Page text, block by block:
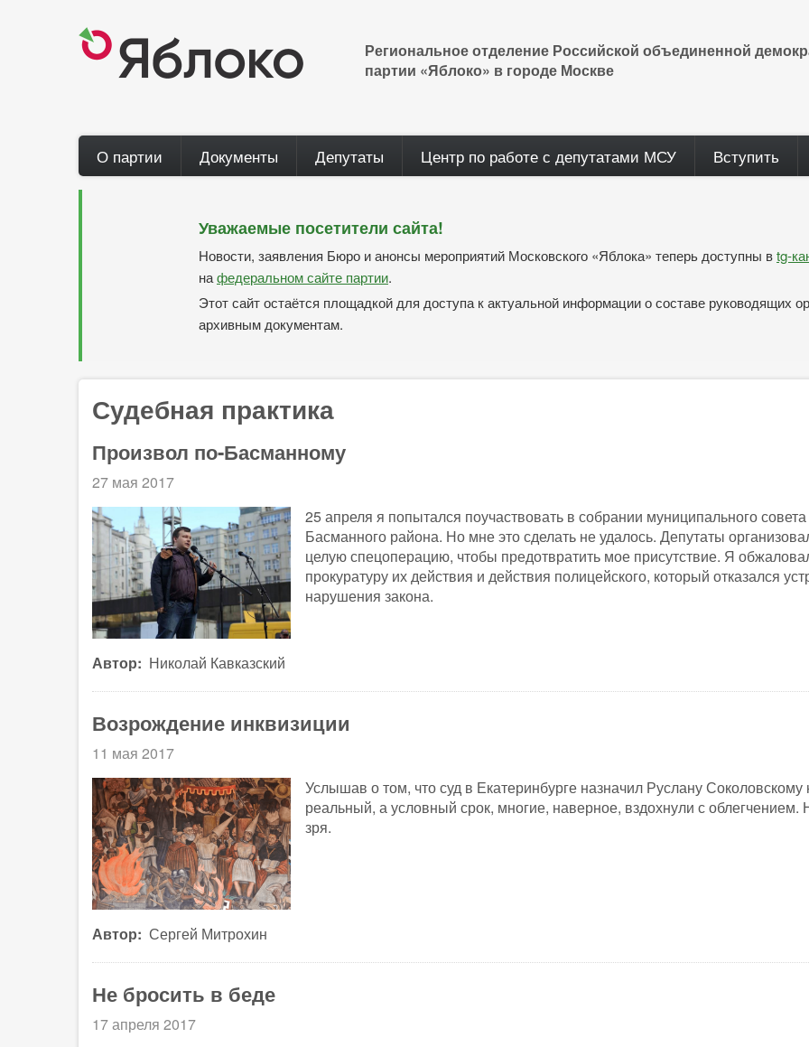
Региональное отделение Российской объединенной
партии «Яблоко» в городе Москве
Main
navigation
О партии Документы Депутаты Центр по работе с депутатами МСУ Вступить
Уважаемые посетители сайта!
Новости, заявления Бюро и анонсы мероприятий Московского «Яблока» теперь доступны вtg-
нафедеральном сайте партии.
Этот сайт остаётся площадкой для доступа к актуальной информации о составе руководящих
архивным документам.
Судебная практика
Произвол по-Басманному
27 мая 2017
25 апреля я попытался поучаствовать в собрании муниципального совета
Басманного района. Но мне это сделать не удалось. Депутаты
целую спецоперацию, чтобы предотвратить мое присутствие. Я
прокуратуру их действия и действия полицейского, который отказался
нарушения закона.
Автор Николай Кавказский
Возрождение инквизиции
11 мая 2017
Услышав о том, что суд в Екатеринбурге назначил Руслану Соколовскому
реальный, а условный срок, многие, наверное, вздохнули с облегчением.
зря.
Автор Сергей Митрохин
Не бросить в беде
17 апреля 2017